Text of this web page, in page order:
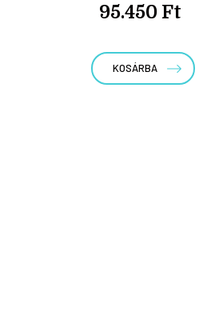
95.450 Ft
KOSÁRBA